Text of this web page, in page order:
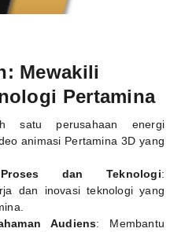
Mewakili
Pertamina
satu perusahaan energi
animasi Pertamina 3D yang
Proses dan Teknologi:
dan inovasi teknologi yang
Audiens: Membantu